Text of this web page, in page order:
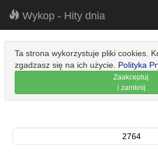
Wykop - Hity dnia
Ta strona wykorzystuje pliki cookies.
zgadzasz się na ich użycie. Polityka
Zaakceptuj
i zamknij
2764